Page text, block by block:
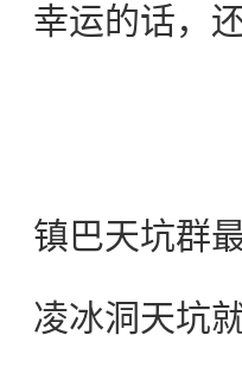
幸运的话，
镇巴天坑群
凌冰洞天坑